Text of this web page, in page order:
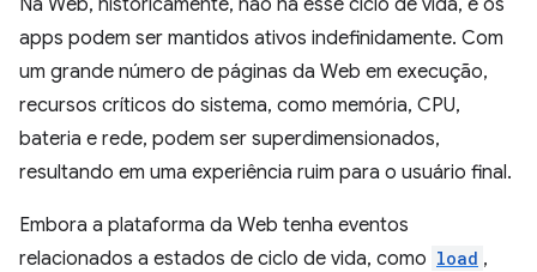
Na Web, historicamente, não há esse ciclo de vida, e os
apps podem ser mantidos ativos indefinidamente. Com
um grande número de páginas da Web em execução,
recursos críticos do sistema, como memória, CPU,
bateria e rede, podem ser superdimensionados,
resultando em uma experiência ruim para o usuário final.
Embora a plataforma da Web tenha eventos
relacionados a estados de ciclo de vida, como load ,